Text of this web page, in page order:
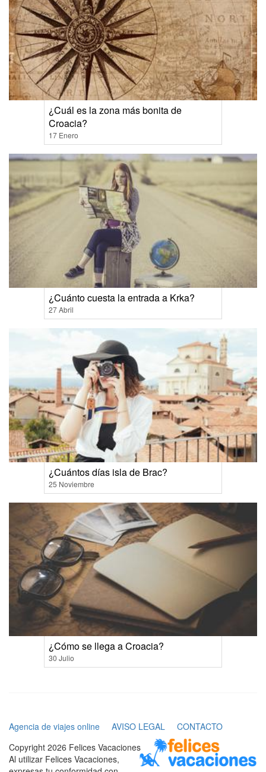
¿Cuál es la zona más bonita de
Croacia?
17 Enero
¿Cuánto cuesta la entrada a Krka?
27 Abril
¿Cuántos días isla de Brac?
25 Noviembre
¿Cómo se llega a Croacia?
30 Julio
Agencia de viajes online AVISO LEGAL
CONTACTO
Copyright 2026 Felices Vacaciones
Al utilizar Felices Vacaciones,